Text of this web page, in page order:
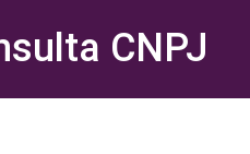
CNPJ